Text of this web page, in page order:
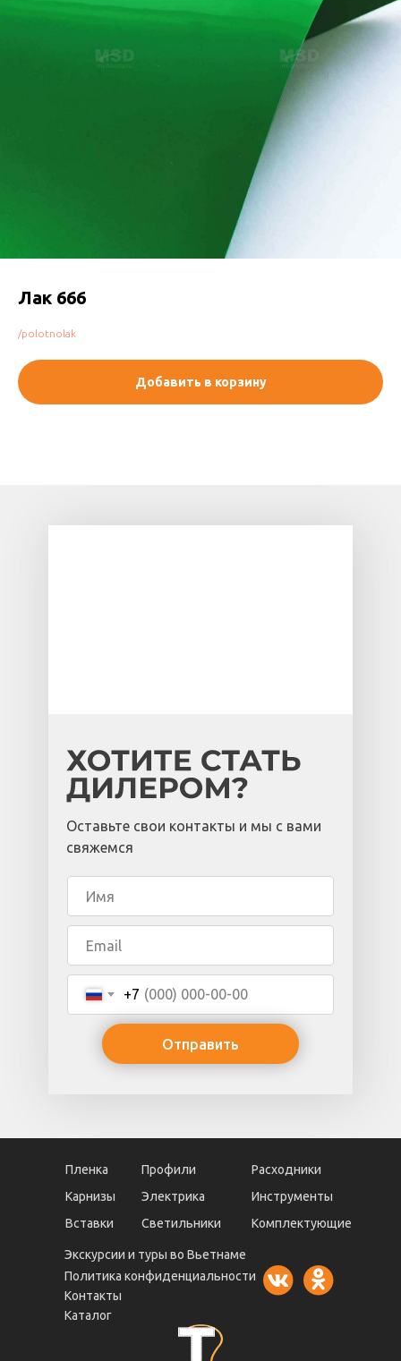
Лак 666
/polotnolak
Добавить в корзину
+7
Отправить
Оставьте свои контакты и мы с вами
свяжемся
Пленка Профили
Вставки Комплектующие
Светильники
Карнизы Электрика Инструменты
Политика конфиденциальности
Экскурсии и туры во Вьетнаме
Каталог
Контакты
Расходники